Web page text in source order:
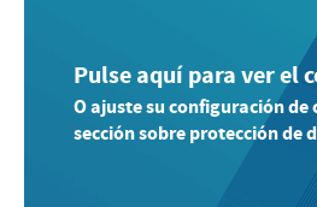
Pulse aquí para ver el
O ajuste su configuración de
sección sobre protección de